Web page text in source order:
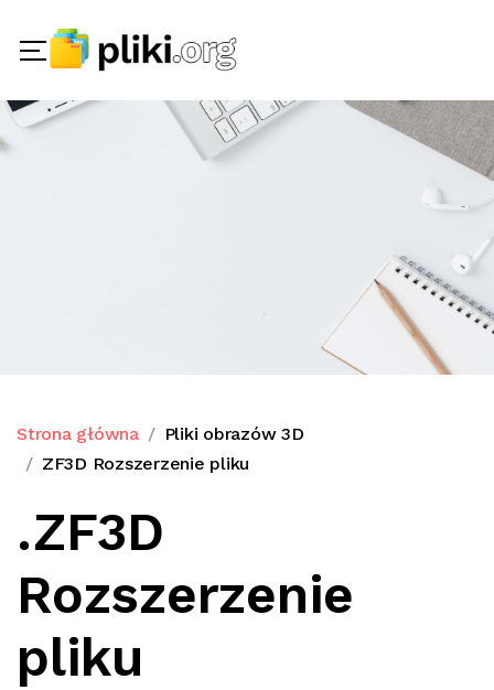
Strona główna
Pliki obrazów 3D
ZF3D Rozszerzenie pliku
.ZF3D
Rozszerzenie
pliku